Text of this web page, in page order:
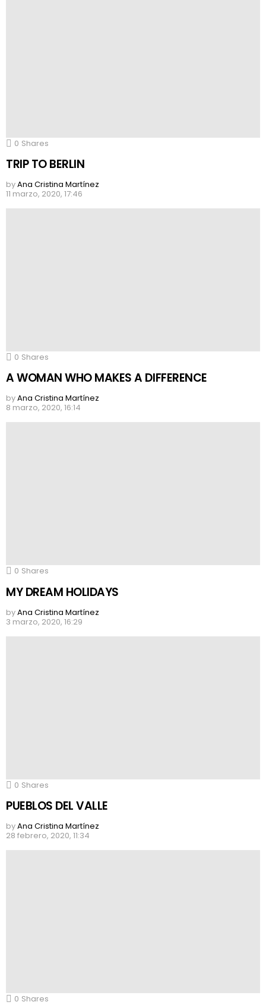
0 Shares
TRIP TO BERLIN
byAna Cristina Martínez
11 marzo, 2020, 17:46
0 Shares
A WOMAN WHO MAKES A DIFFERENCE
byAna Cristina Martínez
8 marzo, 2020, 16:14
0 Shares
MY DREAM HOLIDAYS
byAna Cristina Martínez
3 marzo, 2020, 16:29
0 Shares
PUEBLOS DEL VALLE
byAna Cristina Martínez
28 febrero, 2020, 11:34
0 Shares